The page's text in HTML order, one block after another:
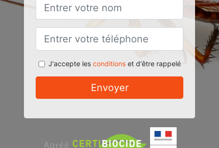
J'accepte les conditionset d'être rappelé
Envoyer